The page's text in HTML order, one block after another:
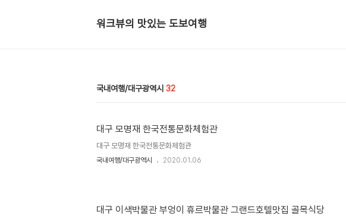
워크뷰의 맛있는 도보여행
국내여행/대구광역시 32
대구 모명재 한국전통문화체험관
대구 모명재 한국전통문화체험관
국내여행/대구광역시 2020.01.06
대구 이색박물관 부엉이 휴르박물관 그랜드호텔맛집 골목식당